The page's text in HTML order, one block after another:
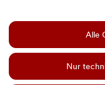
|
Diese
Alle
Nur